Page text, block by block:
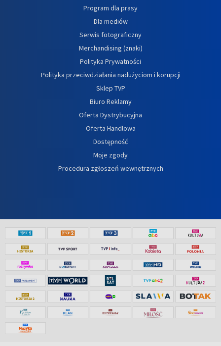
Program dla prasy
Dla mediów
Serwis fotograficzny
Merchandising (znaki)
Polityka Prywatności
Polityka przeciwdziałania nadużyciom i korupcji
Sklep TVP
Biuro Reklamy
Oferta Dystrybucyjna
Oferta Handlowa
Dostępność
Moje zgody
Procedura zgłoszeń wewnętrznych